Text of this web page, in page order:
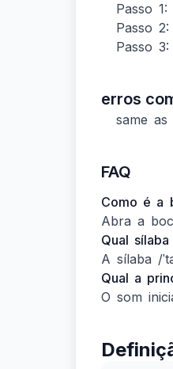
Passo
Passo
Passo
erros
same as
FAQ
Como é a
Abra a
Qual
A sílaba /
Qual a
O som